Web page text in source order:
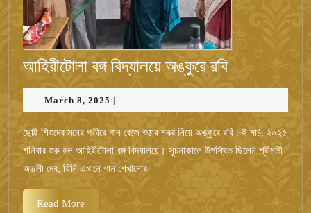
আহিরীটোলা বঙ্গ বিদ্যালয়ে অঙ্কুরে রবিআহিরীটোলা
বঙ্গ
অঙ্কুরে
রবি
March 8, 2025 March
8,
ছোট্ট শিশুদের মনের গভীরে গান বেজে ওঠার মন্ত্র নিয়ে অঙ্কুরে রবি ৮ই মার্চ, ২০২৫
শনিবার শুরু হল আহিরীটোলা বঙ্গ বিদ্যালয়ে। সূচনাকালে উপস্থিত ছিলেন শ্রীমতী
অঞ্জলী দেব, যিনি এখানে গান শেখানোর
Read More